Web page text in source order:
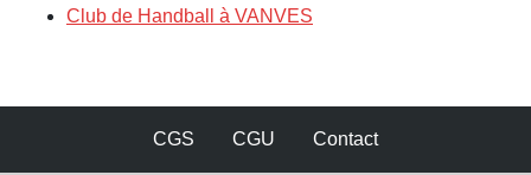
Club de Handball à VANVES
CGS CGU Contact